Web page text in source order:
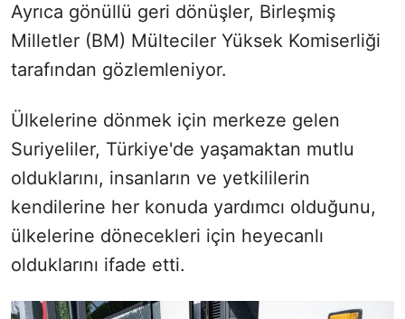
Ayrıca gönüllü geri dönüşler, Birleşmiş
Milletler (BM) Mülteciler Yüksek Komiserliği
tarafından gözlemleniyor.
Ülkelerine dönmek için merkeze gelen
Suriyeliler, Türkiye'de yaşamaktan mutlu
olduklarını, insanların ve yetkililerin
kendilerine her konuda yardımcı olduğunu,
ülkelerine dönecekleri için heyecanlı
olduklarını ifade etti.